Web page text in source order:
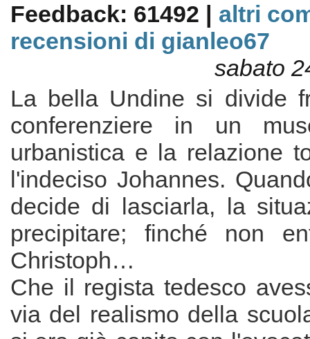
Feedback: 61492 | altri
recensioni di gianleo67
sabato
La bella Undine si divide
conferenziere in un
urbanistica e la relazione
l'indeciso Johannes.
decide di lasciarla, la
precipitare; finché non
Christoph…
Che il regista tedesco
via del realismo della